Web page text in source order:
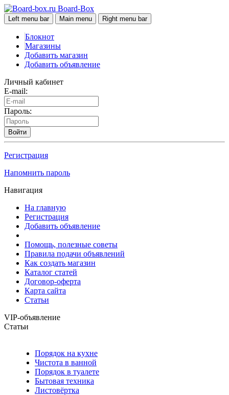
Board-Box
Left menu bar Main menu Right menu bar
Блокнот
Магазины
Добавить магазин
Добавить объявление
Личный кабинет
E-mail:
Пароль:
Войти
Регистрация
Напомнить пароль
Навигация
На главную
Регистрация
Добавить объявление
Помощь, полезные советы
Правила подачи объявлений
Как создать магазин
Каталог статей
Договор-оферта
Карта сайта
Статьи
VIP-объявление
Статьи
Порядок на кухне
Чистота в ванной
Порядок в туалете
Бытовая техника
Листовёртка